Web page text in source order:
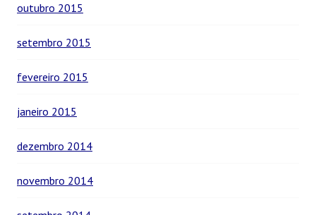
outubro 2015
setembro 2015
fevereiro 2015
janeiro 2015
dezembro 2014
novembro 2014